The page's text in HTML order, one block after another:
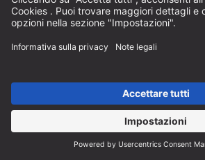
la dimensione di taglio corretta è già
garantire che il pezzo venga lavorato
consigliabilemarcare itagliper evitare
Per la tracciatura si utilizza uno
il punto fino al quale il legno deve
usa una matita adatta (la maggior parte
preferisce le matite, come la marca
marcare. Per le fessure semplici, il coltello